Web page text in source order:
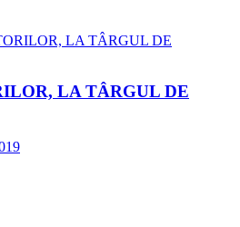
LA TÂRGUL DE